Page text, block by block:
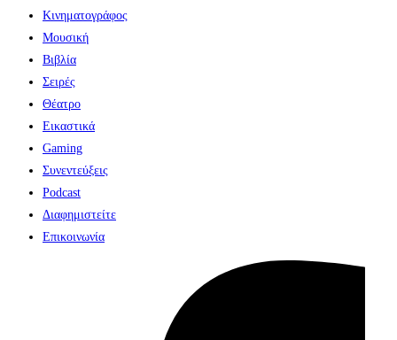
Κινηματογράφος
Μουσική
Βιβλία
Σειρές
Θέατρο
Εικαστικά
Gaming
Συνεντεύξεις
Podcast
Διαφημιστείτε
Επικοινωνία